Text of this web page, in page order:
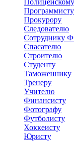
Полицейскому
Программисту
Прокурору
Следователю
Сотруднику
Спасателю
Строителю
Студенту
Таможеннику
Тренеру
Учителю
Финансисту
Фотографу
Футболисту
Хоккеисту
Юристу